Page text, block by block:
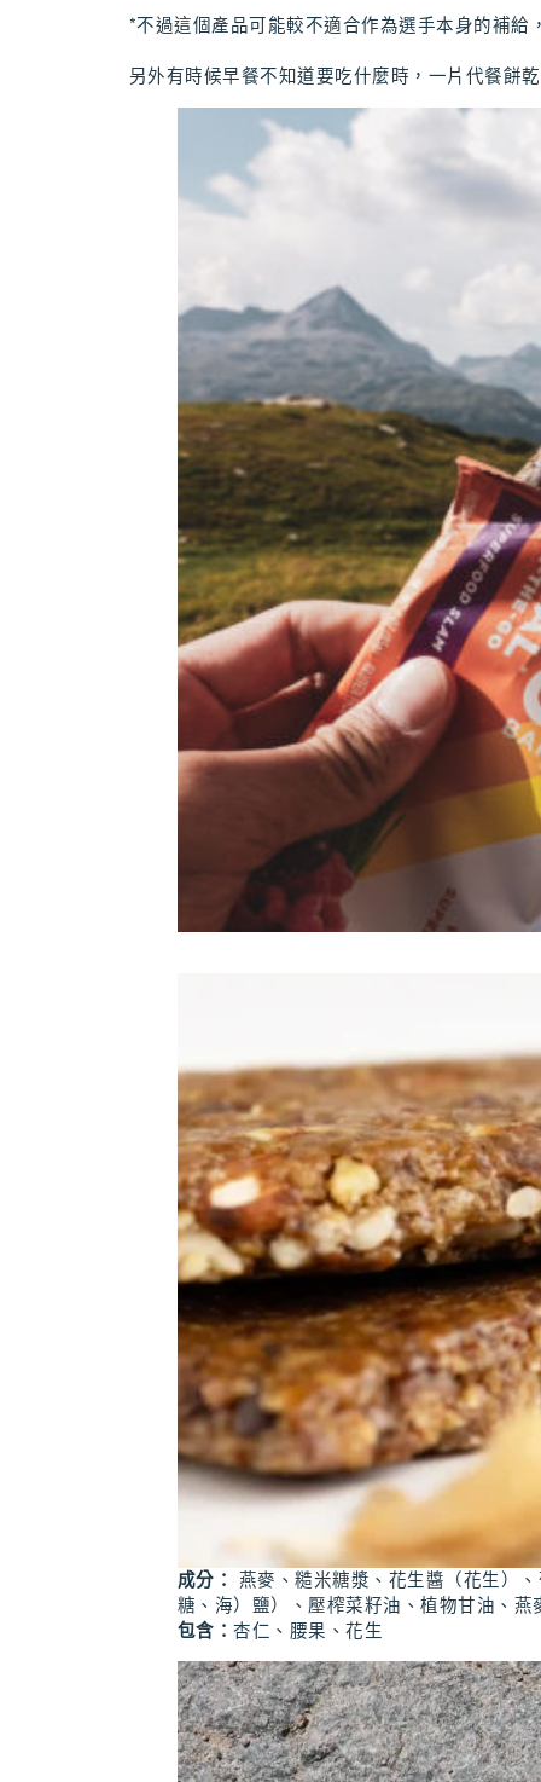
*不過這個產品可能較不適合作為選手本身的補給
另外有時候早餐不知道要吃什麼時，一片代餐餅
成分：
燕麥、糙米糖漿、花生醬（花生）
糖、海）鹽）、壓榨菜籽油、植物甘油、
包含：杏仁、腰果、花生